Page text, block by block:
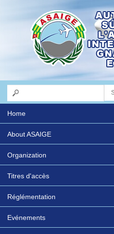
Home
About ASAIGE
Organization
Titres d'accès
Réglémentation
Evénements